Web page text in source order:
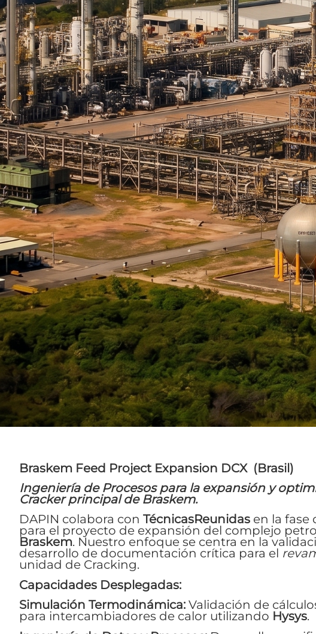
Braskem Feed Project Expansion DCX (Brasil)
Ingeniería de Procesos para la expansión y
Cracker principal de Braskem.
DAPIN colabora con TécnicasReunidas en la fase
para el proyecto de expansión del complejo
Braskem. Nuestro enfoque se centra en la
desarrollo de documentación crítica para el
unidad de Cracking.
Capacidades Desplegadas:
Simulación Termodinámica: Validación de
para intercambiadores de calor utilizando Hysys.